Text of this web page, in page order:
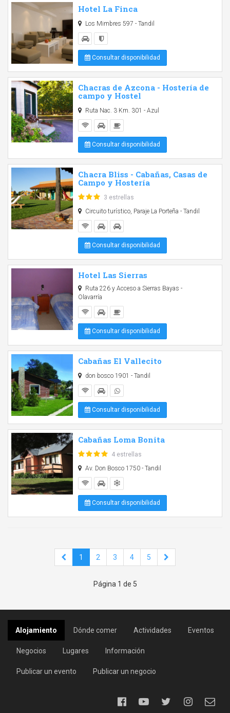
Hotel La Finca
Los Mimbres 597 - Tandil
Consultar disponibilidad
Chacras de Azcona - Hostería de
campo y Hostel
Ruta Nac. 3 Km. 301 - Azul
Consultar disponibilidad
Chacra Bliss - Cabañas, Casas de
Campo y Hostería
3 estrellas
Circuito turístico, Paraje La Porteña - Tandil
Consultar disponibilidad
Hotel Las Sierras
Ruta 226 y Acceso a Sierras Bayas -
Olavarría
Consultar disponibilidad
Cabañas El Vallecito
don bosco 1901 - Tandil
Consultar disponibilidad
Cabañas Loma Bonita
4 estrellas
Av. Don Bosco 1750 - Tandil
Consultar disponibilidad
1 2 3 4 5
Página 1 de 5
Alojamiento Dónde comer Actividades Eventos
Negocios Lugares Información
Publicar un evento Publicar un negocio